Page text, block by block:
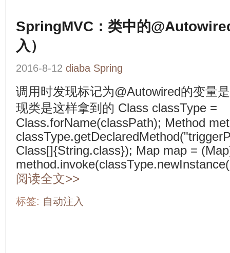
SpringMVC：类中的
入）
2016-8-12 diaba Spring
调用时发现标记为@Autowired的变量
现类是这样拿到的 Class classType =
Class.forName(classPath); Method
Class[]{String.class}); Map map =
阅读全文>>
标签: 自动注入